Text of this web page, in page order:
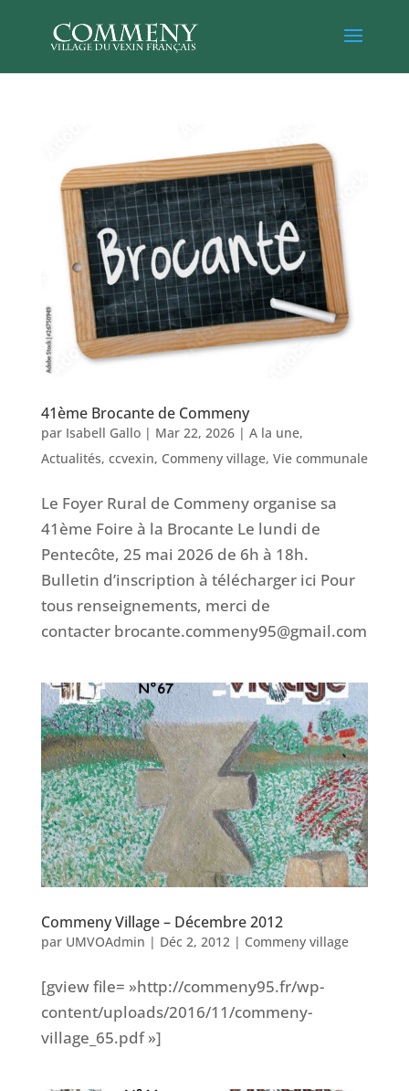
41ème Brocante de Commeny
par Isabell Gallo| Mar 22, 2026| A la une,
Actualités, ccvexin, Commeny village, Vie communale
Le Foyer Rural de Commeny organise sa
41ème Foire à la Brocante Le lundi de
Pentecôte, 25 mai 2026 de 6h à 18h.
Bulletin d’inscription à télécharger ici Pour
tous renseignements, merci de
contacter brocante.commeny95@gmail.com
Commeny Village – Décembre 2012
par UMVOAdmin | Déc 2, 2012| Commeny village
[gview file= »http://commeny95.fr/wp-
content/uploads/2016/11/commeny-
village_65.pdf »]